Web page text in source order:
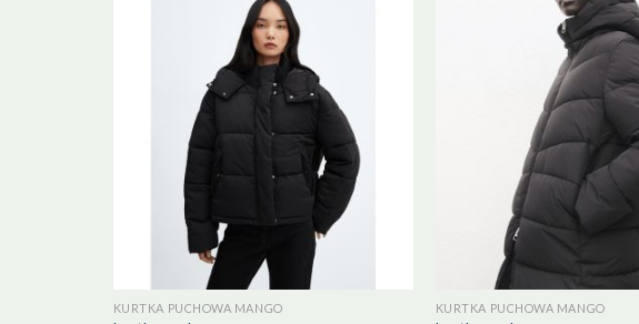
KURTKA PUCHOWA MANGO KURTKA PUCHOWA MANGO